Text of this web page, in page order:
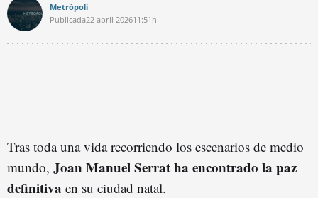
Metrópoli
Publicada22 abril 202611:51h
Tras toda una vida recorriendo los escenarios de medio
mundo, Joan Manuel Serrat ha encontrado la paz
definitiva en su ciudad natal.